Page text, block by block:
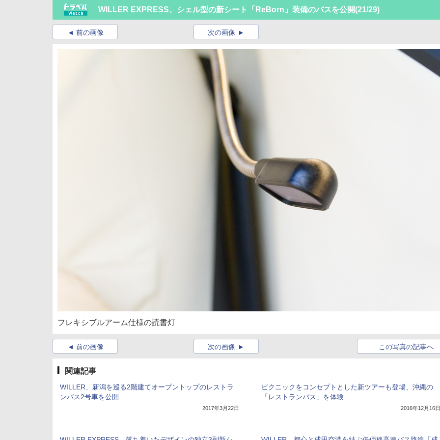
WILLER EXPRESS、シェル型の新シート「ReBorn」装備のバスを公開(21/29)
前の画像 次の画像
フレキシブルアーム仕様の読書灯
前の画像 この写真の記事へ
次の画像
関連記事
WILLER、新潟を巡る2階建てオープントップのレストラ
ンバス2号車を公開
2017年3月22日
ピクニックをコンセプトとした新ツアーも登場、沖縄の
「レストランバス」を体験
2016年12月16日